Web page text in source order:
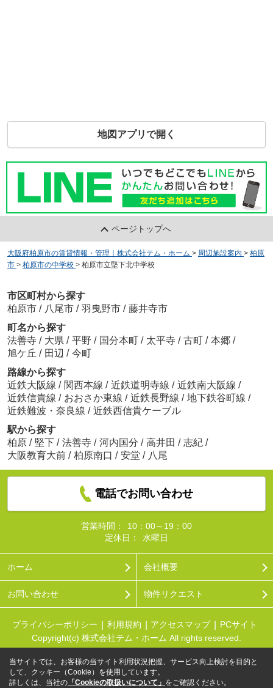
地図アプリで開く
ページトップへ
大阪府柏原市の賃貸情報・管理｜株式会社テム・ホーム > 周辺施設案内 > 柏原
市 > 柏原市の中学校 > 柏原市立堅下北中学校
市区町村から探す
柏原市 / 八尾市 / 羽曳野市 / 藤井寺市
町名から探す
法善寺 / 大県 / 平野 / 国分本町 / 太平寺 / 古町 / 本郷 /
旭ケ丘 / 田辺 / 今町
路線から探す
近鉄大阪線 / 関西本線 / 近鉄道明寺線 / 近鉄南大阪線 /
近鉄信貴線 / おおさか東線 / 近鉄長野線 / 地下鉄谷町線 /
近鉄難波・奈良線 / 近鉄西信貴ケーブル
駅から探す
柏原 / 堅下 / 法善寺 / 河内国分 / 高井田 / 志紀 /
大阪教育大前 / 柏原南口 / 安堂 / 八尾
電話でお問い合わせ
営業時間：
10：00～19：00
定休日：
水曜日
ホーム 会社概要
お問い合わせ 物件リクエスト
プライバシーポリシー 利用規約 アクセスマップ
PCサイト
Copyright(c) 株式会社テム・ホーム All rights reserved.
当サイトでは、お客様の当サイト利用状況把握、サービス向上検討を目的と
して、クッキー（Cookie）を使用しています。
詳しくは、当社の 「Cookieの取扱いについて」 をご確認ください。